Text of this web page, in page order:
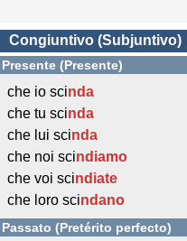
Congiuntivo (Subjuntivo)
Presente (Presente)
che io scinda
che tu scinda
che lui scinda
che noi scindiamo
che voi scindiate
che loro scindano
Passato (Pretérito perfecto)